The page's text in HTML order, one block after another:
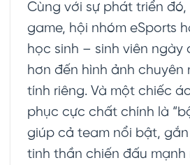
Cùng với sự phát triển
game, hội nhóm eSports
học sinh – sinh viên ngày
hơn đến hình ảnh chuyên
tính riêng. Và một chiếc
phục cực chất chính là
giúp cả team nổi bật,
tinh thần chiến đấu mạnh